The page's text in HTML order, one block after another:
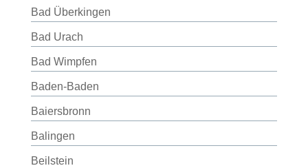
Bad Überkingen
Bad Urach
Bad Wimpfen
Baden-Baden
Baiersbronn
Balingen
Beilstein